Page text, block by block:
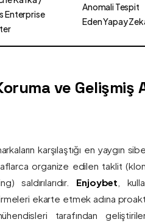
Enterprise
Anomali Tespit
Eden Yapay
ve Gelişmiş
karşılaştığı en yaygın
organize edilen taklit
saldırılarıdır. Enjoybet ,
ekarte etmek adına
tarafından